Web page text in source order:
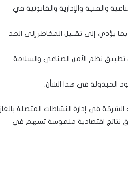
والفنية والإدارية والقانونية في
يؤدي إلى تقليل المخاطر إلى الحد
تطبيق نظم الأمن الصناعي والسلامة
في إدارة النشاطات المتصلة بالغاز
نتائج اقتصادية ملموسة تسهم في